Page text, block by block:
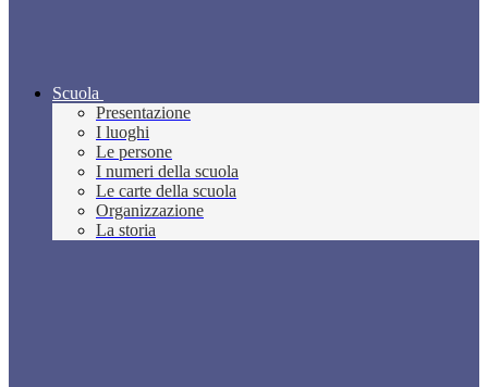
Scuola
Presentazione
I luoghi
Le persone
I numeri della scuola
Le carte della scuola
Organizzazione
La storia